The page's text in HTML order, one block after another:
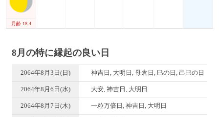
月齢:18.4
8月の特に縁起の良い日
2064年8月3日(日) 神吉日, 大明日, 母倉日, 巳の日, 己巳の日
2064年8月6日(水) 大安, 神吉日, 大明日
2064年8月7日(木) 一粒万倍日, 神吉日, 大明日